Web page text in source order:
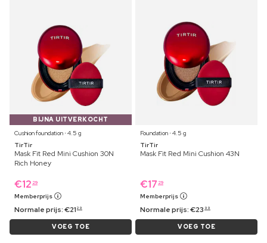
BIJNA UITVERKOCHT
Cushion foundation ⋅ 4.5 g
TirTir
Mask Fit Red Mini Cushion 30N
Rich Honey
€12 29
Memberprijs
Normale prijs:€21 29
VOEG TOE
Foundation ⋅ 4.5 g
TirTir
Mask Fit Red Mini Cushion 43N
€17 29
Memberprijs
Normale prijs:€23 99
VOEG TOE